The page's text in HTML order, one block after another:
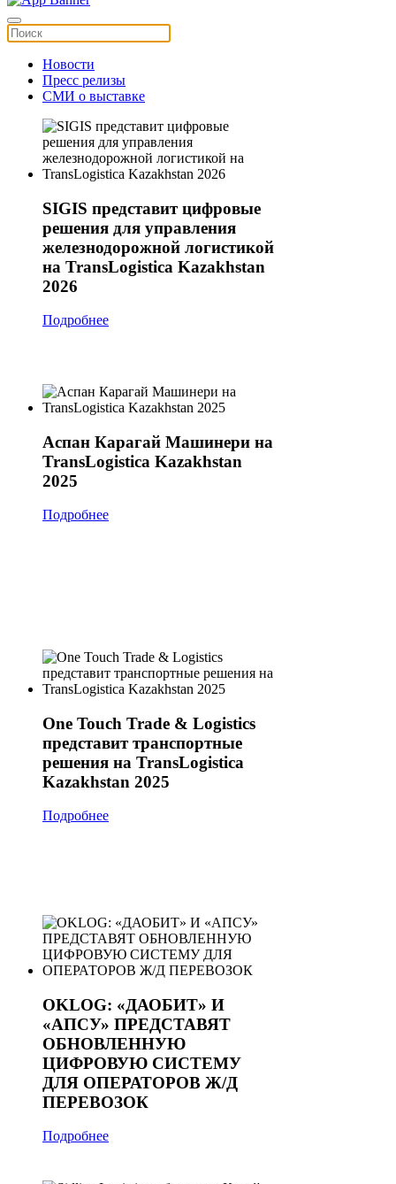
Новости
Пресс релизы
СМИ о выставке
SIGIS представит цифровые
решения для управления
железнодорожной логистикой
на TransLogistica Kazakhstan
2026
Подробнее
Аспан Карагай Машинери на
TransLogistica Kazakhstan
2025
Подробнее
One Touch Trade & Logistics
представит транспортные
решения на TransLogistica
Kazakhstan 2025
Подробнее
OKLOG: «ДАОБИТ» И
«АПСУ» ПРЕДСТАВЯТ
ОБНОВЛЕННУЮ
ЦИФРОВУЮ СИСТЕМУ
ДЛЯ ОПЕРАТОРОВ Ж/Д
ПЕРЕВОЗОК
Подробнее